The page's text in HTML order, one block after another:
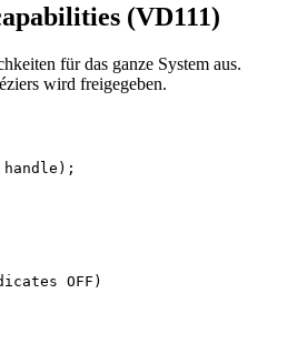
(VD111)
für das ganze System aus.
wird freigegeben.
OFF)